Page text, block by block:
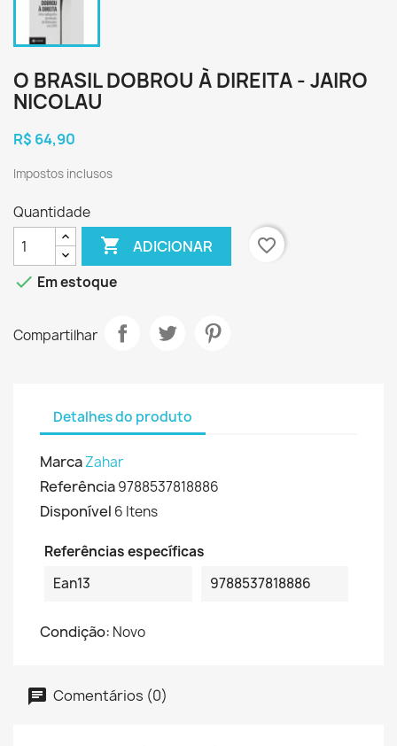
O BRASIL DOBROU À DIREITA - JAIRO
NICOLAU
R$ 64,90
Impostos inclusos
Quantidade
 ADICIONAR
favorite_border
 Em estoque
Compartilhar
Detalhes do produto
MarcaZahar
Referência9788537818886
Disponível 6 Itens
Referências específicas
Ean13
9788537818886
Condição: Novo
Comentários (0)